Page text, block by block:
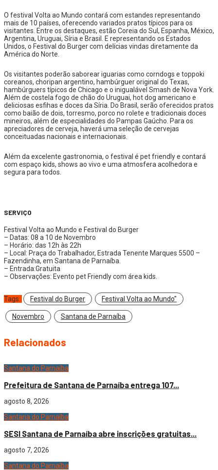
O festival Volta ao Mundo contará com estandes representando
mais de 10 países, oferecendo variados pratos típicos para os
visitantes. Entre os destaques, estão Coreia do Sul, Espanha, México,
Argentina, Uruguai, Síria e Brasil. E representando os Estados
Unidos, o Festival do Burger com delícias vindas diretamente da
América do Norte.
Os visitantes poderão saborear iguarias como corndogs e toppoki
coreanos, choripan argentino, hambúrguer original do Texas,
hambúrguers típicos de Chicago e o inigualável Smash de Nova York.
Além de costela fogo de chão do Uruguai, hot dog americano e
deliciosas esfihas e doces da Síria. Do Brasil, serão oferecidos pratos
como baião de dois, torresmo, porco no rolete e tradicionais doces
mineiros, além de especialidades do Pampas Gaúcho. Para os
apreciadores de cerveja, haverá uma seleção de cervejas
conceituadas nacionais e internacionais.
Além da excelente gastronomia, o festival é pet friendly e contará
com espaço kids, shows ao vivo e uma atmosfera acolhedora e
segura para todos.
SERVIÇO
Festival Volta ao Mundo e Festival do Burger
– Datas: 08 a 10 de Novembro
– Horário: das 12h às 22h
– Local: Praça do Trabalhador, Estrada Tenente Marques 5500 –
Fazendinha, em Santana de Parnaíba.
– Entrada:Gratuita
– Observações: Evento pet Friendly com área kids.
Tags: Festival do Burger Festival Volta ao Mundo"
Novembro Santana de Parnaíba
Relacionados
Santana do Parnaíba
Prefeitura de Santana de Parnaíba entrega 107...
agosto 8, 2026
Santana do Parnaíba
SESI Santana de Parnaíba abre inscrições gratuitas...
agosto 7, 2026
Santana do Parnaíba